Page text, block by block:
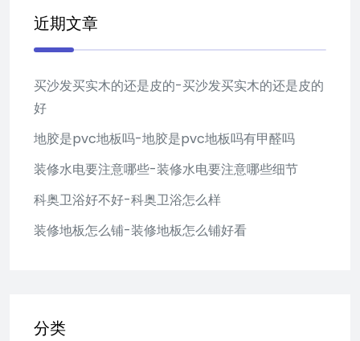
近期文章
买沙发买实木的还是皮的-买沙发买实木的还是皮的
好
地胶是pvc地板吗-地胶是pvc地板吗有甲醛吗
装修水电要注意哪些-装修水电要注意哪些细节
科奥卫浴好不好-科奥卫浴怎么样
装修地板怎么铺-装修地板怎么铺好看
分类